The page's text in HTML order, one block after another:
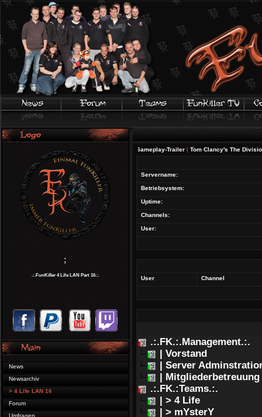
;
.:.FunKiller 4 Life LAN Part 16.:.
News
Newsarchiv
> 4 Life LAN 16
Forum
Umfragen
FIFA 20 | Offizieller Gameplay-Trailer|Tom Clancy's The Division 2 -
Servername:
Betriebsystem:
Uptime:
Channels:
User:
User Channel
.:.FK.:.Management.:.
| Vorstand
| Server
| Mitgliederbetreuung
.:.FK.:Teams.:.
| > 4 Life
| > mYsterY